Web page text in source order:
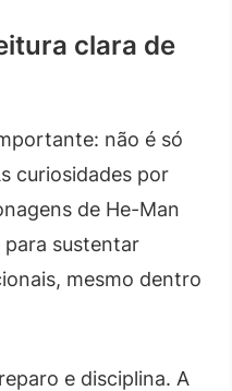
clara de
não é só
curiosidades por
de He-Man
sustentar
mesmo dentro
e disciplina. A